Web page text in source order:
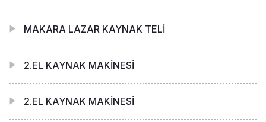
MAKARA LAZAR KAYNAK TELİ
2.EL KAYNAK MAKİNESİ
2.EL KAYNAK MAKİNESİ